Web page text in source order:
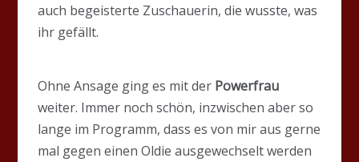
auch begeisterte Zuschauerin, die wusste, was
ihr gefällt.
Ohne Ansage ging es mit der Powerfrau
weiter. Immer noch schön, inzwischen aber so
lange im Programm, dass es von mir aus gerne
mal gegen einen Oldie ausgewechselt werden